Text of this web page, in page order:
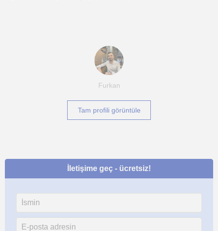
Furkan
Tam profili görüntüle
İletişime geç - ücretsiz!